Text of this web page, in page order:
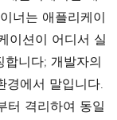
너는 애플리케이
이션이 어디서 실
니다; 개발자의
경에서 말입니다.
터 격리하여 동일